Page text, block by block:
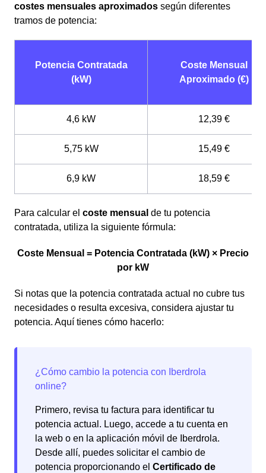
costes mensuales aproximados según diferentes
tramos de potencia:
Potencia Contratada
(kW)
Coste Mensual
Aproximado (€)
4,6 kW 12,39 €
5,75 kW 15,49 €
6,9 kW 18,59 €
Para calcular el coste mensual de tu potencia
contratada, utiliza la siguiente fórmula:
Coste Mensual = Potencia Contratada (kW) × Precio
por kW
Si notas que la potencia contratada actual no cubre tus
necesidades o resulta excesiva, considera ajustar tu
potencia. Aquí tienes cómo hacerlo:
Primero, revisa tu factura para identificar tu
potencia actual. Luego, accede a tu cuenta en
la web o en la aplicación móvil de Iberdrola.
Desde allí, puedes solicitar el cambio de
potencia proporcionando el Certificado de